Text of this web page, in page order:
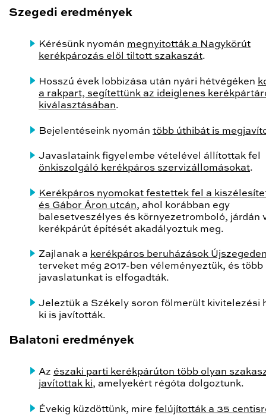
Szegedi eredmények
Kérésünk nyomán megnyitották a Nagykörút
kerékpározás elől tiltott szakaszát.
Hosszú évek lobbizása után nyári hétvégéken
a rakpart, segítettünk az ideiglenes
kiválasztásában.
Bejelentéseink nyomán több úthibát is
Javaslataink figyelembe vételével állítottak fel
önkiszolgáló kerékpáros szervizállomásokat.
Kerékpáros nyomokat festettek fel a
és Gábor Áron utcán, ahol korábban egy
balesetveszélyes és környezetromboló, járdán
kerékpárút építését akadályoztuk meg.
Zajlanak a kerékpáros beruházások
terveket még 2017-ben véleményeztük, és több
javaslatunkat is elfogadták.
Jeleztük a Székely soron fölmerült kivitelezési
ki is javították.
Balatoni eredmények
Az északi parti kerékpárúton több olyan
javítottak ki, amelyekért régóta dolgoztunk.
Évekig küzdöttünk, mire felújították a 35